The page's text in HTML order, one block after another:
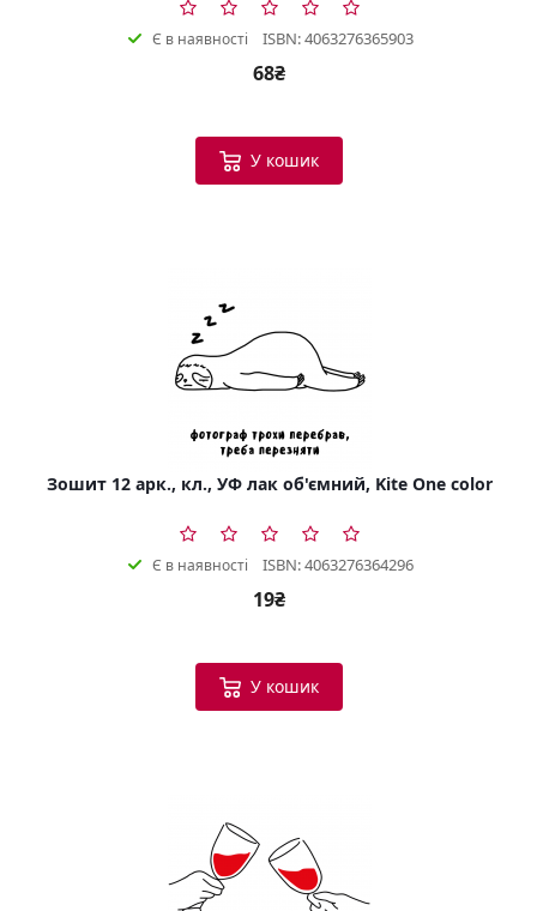
Є в наявності ISBN: 4063276365903
68₴
У кошик
Зошит 12 арк., кл., УФ лак об'ємний, Kite One color
Є в наявності ISBN: 4063276364296
19₴
У кошик